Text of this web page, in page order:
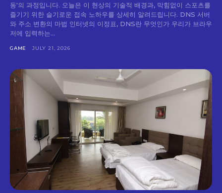
동'의 과정입니다. 오늘은 이 현상의 기술적 배경과, 막힘없이 스포츠를
즐기기 위한 슬기로운 접속 노하우를 상세히 알려드립니다. DNS 서버
와 주소 변환의 마법 인터넷의 이정표, DNS란 무엇인가 우리가 브라우
저에 입력하는...
GAME JULY 21, 2026